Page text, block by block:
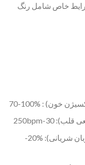
خاص شامل رنگ
محدوده سنجش PI(قدرت سیگنال ضربان شریانی): %20-